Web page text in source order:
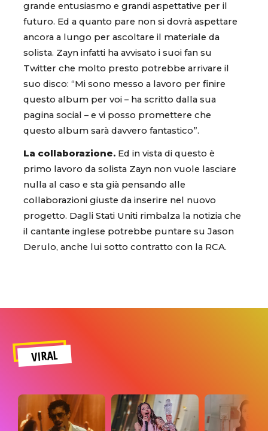
grande entusiasmo e grandi aspettative per il
futuro. Ed a quanto pare non si dovrà aspettare
ancora a lungo per ascoltare il materiale da
solista. Zayn infatti ha avvisato i suoi fan su
Twitter che molto presto potrebbe arrivare il
suo disco: “Mi sono messo a lavoro per finire
questo album per voi – ha scritto dalla sua
pagina social – e vi posso promettere che
questo album sarà davvero fantastico”.
La collaborazione. Ed in vista di questo è
primo lavoro da solista Zayn non vuole lasciare
nulla al caso e sta già pensando alle
collaborazioni giuste da inserire nel nuovo
progetto. Dagli Stati Uniti rimbalza la notizia che
il cantante inglese potrebbe puntare su Jason
Derulo, anche lui sotto contratto con la RCA.
VIRAL